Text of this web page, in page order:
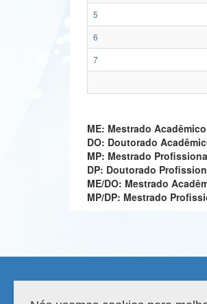
5
6
7
ME: Mestrado Acadêmico
DO: Doutorado
MP: Mestrado
DP: Doutorado
ME/DO: Mestrado
MP/DP: Mestrado